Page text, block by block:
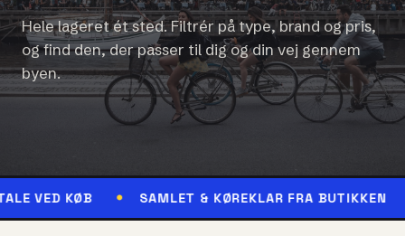
Hele lageret ét sted. Filtrér på type, brand og pris,
og find den, der passer til dig og din vej gennem
byen.
SAMLET & KØREKLAR FRA BUTIKKEN